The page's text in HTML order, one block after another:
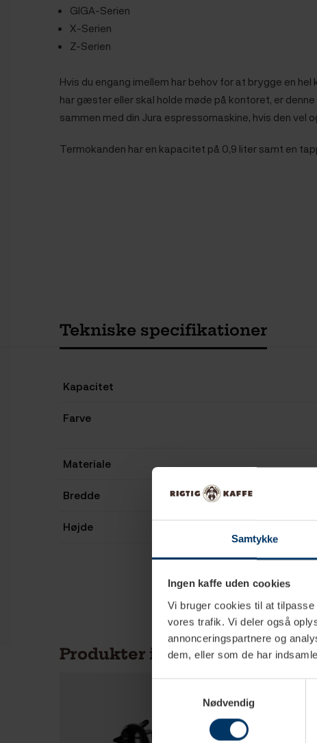
Samtykke
Ingen kaffe uden cookies
Vi bruger cookies til at
vores trafik. Vi deler også
annonceringspartnere og
dem, eller som de har
Nødvendig
GIGA-Serien
X-Serien
Z-Serien
Hvis du engang imellem har behov for at brygge en
har gæster eller skal holde møde på kontoret, er
sammen med din Jura espressomaskine, hvis den vel
Termokanden har en kapacitet på 0,9 liter samt en
Tekniske specifikationer
Kapacitet
Farve
Materiale
Bredde
Højde
Produkter i samme kategori